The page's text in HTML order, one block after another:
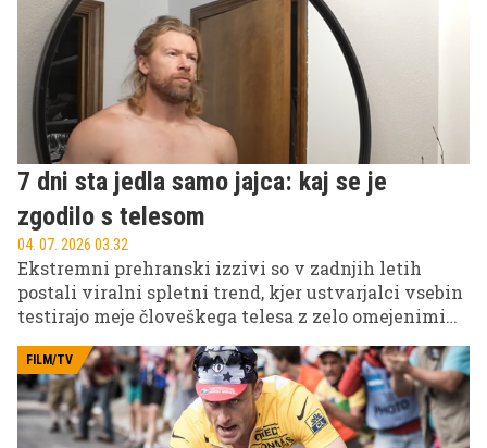
7 dni sta jedla samo jajca: kaj se je
zgodilo s telesom
04. 07. 2026 03.32
Ekstremni prehranski izzivi so v zadnjih letih
postali viralni spletni trend, kjer ustvarjalci vsebin
testirajo meje človeškega telesa z zelo omejenimi
sedemdnevni jajčni eksperiment, kjer sta
ustvarjalca en teden jedla skoraj izključno jajca.
FILM/TV